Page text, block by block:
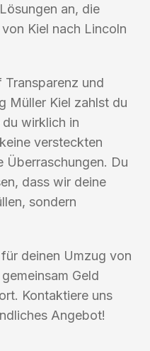
an, die
Kiel nach Lincoln
und
Müller Kiel zahlst du
wirklich in
versteckten
Überraschungen. Du
dass wir deine
sondern
deinen Umzug von
Geld
Kontaktiere uns
Angebot!